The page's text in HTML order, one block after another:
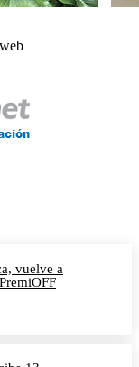
vuelve a